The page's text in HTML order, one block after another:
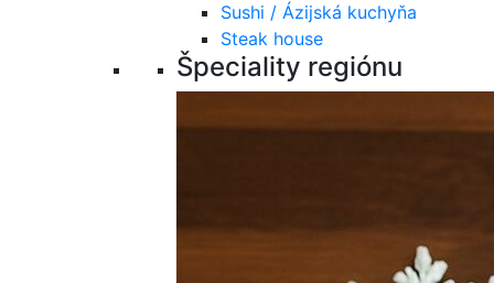
Sushi / Ázijská kuchyňa
Steak house
Špeciality regiónu